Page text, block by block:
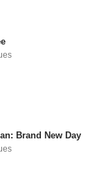
Brand New Day